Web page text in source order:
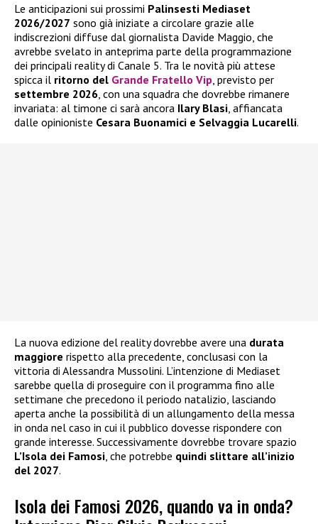
Le anticipazioni sui prossimi Palinsesti Mediaset
2026/2027 sono già iniziate a circolare grazie alle
indiscrezioni diffuse dal giornalista Davide Maggio, che
avrebbe svelato in anteprima parte della programmazione
dei principali reality di Canale 5. Tra le novità più attese
spicca il ritorno del Grande Fratello Vip , previsto per
settembre 2026 , con una squadra che dovrebbe rimanere
invariata: al timone ci sarà ancora Ilary Blasi , affiancata
dalle opinioniste Cesara Buonamici e Selvaggia Lucarelli.
La nuova edizione del reality dovrebbe avere una durata
maggiore rispetto alla precedente, conclusasi con la
vittoria di Alessandra Mussolini. L’intenzione di Mediaset
sarebbe quella di proseguire con il programma fino alle
settimane che precedono il periodo natalizio, lasciando
aperta anche la possibilità di un allungamento della messa
in onda nel caso in cui il pubblico dovesse rispondere con
grande interesse. Successivamente dovrebbe trovare spazio
L’Isola dei Famosi , che potrebbe quindi slittare all’inizio
del 2027.
Isola dei Famosi 2026, quando va in onda?